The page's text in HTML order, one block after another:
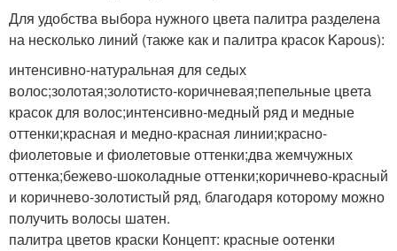
Для удобства выбора нужного цвета палитра разделена
на несколько линий (также как и палитра красок Kapous):
интенсивно-натуральная для седых
волос;золотая;золотисто-коричневая;пепельные цвета
красок для волос;интенсивно-медный ряд и медные
оттенки;красная и медно-красная линии;красно-
фиолетовые и фиолетовые оттенки;два жемчужных
оттенка;бежево-шоколадные оттенки;коричнево-красный
и коричнево-золотистый ряд, благодаря которому можно
получить волосы шатен.
палитра цветов краски Концепт: красные оотенки